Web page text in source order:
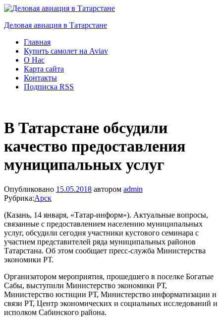
Деловая авиация в Татарстане
Главная
Купить самолет на Aviav
О Нас
Карта сайта
Контакты
Подписка RSS
В Татарстане обсудили
качество предоставления
муниципальных услуг
Опубликовано 15.05.2018 автором admin
Рубрика:Арск
(Казань, 14 января, «Татар-информ»). Актуальные вопросы,
связанные с предоставлением населению муниципальных
услуг, обсудили сегодня участники кустового семинара с
участием представителей ряда муниципальных районов
Татарстана. Об этом сообщает пресс-служба Министерства
экономики РТ.
Организатором мероприятия, прошедшего в поселке Богатые
Сабы, выступили Министерство экономики РТ,
Министерство юстиции РТ, Министерство информатизации и
связи РТ, Центр экономических и социальных исследований и
исполком Сабинского района.